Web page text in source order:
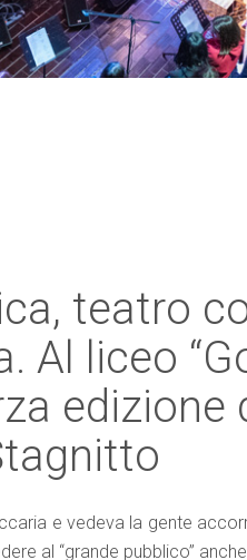
teatro
liceo
edizione
e vedeva la gente
al “grande pubblico”